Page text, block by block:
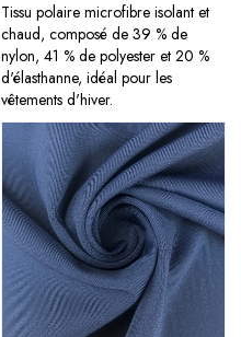
Tissu polaire microfibre isolant et
chaud, composé de 39 % de
nylon, 41 % de polyester et 20 %
d'élasthanne, idéal pour les
vêtements d'hiver.